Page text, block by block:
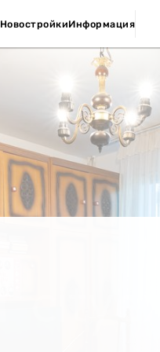
НовостройкиИнформация